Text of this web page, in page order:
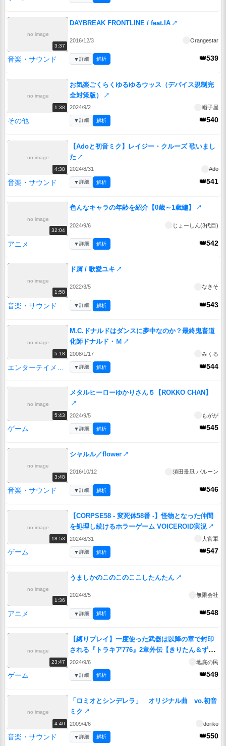
no image
3:37
DAYBREAK FRONTLINE / feat.IA ↗
2016/12/3 Orangestar
音楽・サウンド 👑539
▼詳細 解析
no image
1:38
お気楽ごくらくゆるゆるウッス（デバイス規制完
全対策版）
↗
2024/9/2 帽子屋
その他 👑540
▼詳細 解析
no image
4:38
【Adoと初音ミク】レイジー・クルーズ 歌いまし
た ↗
2024/8/31 Ado
音楽・サウンド 👑541
▼詳細 解析
no image
32:04
色んなキャラの年齢を紹介【0歳～1歳編】 ↗
2024/9/6 じょーしん(3代目)
アニメ 👑542
▼詳細 解析
no image
1:58
ド屑 / 歌愛ユキ ↗
2022/3/5 なきそ
音楽・サウンド 👑543
▼詳細 解析
no image
5:18
M.C.ドナルドはダンスに夢中なのか？最終鬼畜道
化師ドナルド・Ｍ ↗
2008/1/17 みくる
👑544
▼詳細 解析
no image
5:43
メタルヒーローゆかりさん５【ROKKO CHAN】
↗
2024/9/5 もがが
ゲーム 👑545
▼詳細 解析
no image
3:48
シャルル／flower ↗
2016/10/12 須田景凪 バルーン
音楽・サウンド 👑546
▼詳細 解析
no image
18:53
【CORPSE58 - 変死体58番 -】怪物となった仲間
を処理し続けるホラーゲーム VOICEROID実況 ↗
2024/8/31 大官軍
ゲーム 👑547
▼詳細 解析
no image
1:36
うましかのこのこのここしたんたん ↗
2024/8/5 無限会社
アニメ 👑548
▼詳細 解析
no image
23:47
【縛りプレイ】一度使った武器は以降の章で封印
される『トラキア776』2章外伝【きりたん＆ずん
だもん実況】
2024/9/6 地底の民
ゲーム 👑549
▼詳細 解析
no image
4:40
「ロミオとシンデレラ」 オリジナル曲 vo.初音
ミク ↗
2009/4/6 doriko
音楽・サウンド 👑550
▼詳細 解析